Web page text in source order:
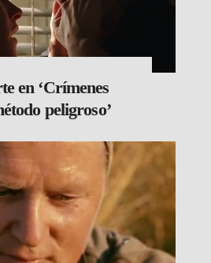
en ‘Crímenes
peligroso’